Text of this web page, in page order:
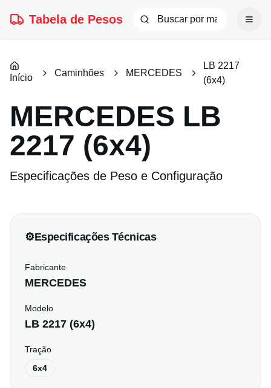
Tabela de Pesos
Início Caminhões MERCEDES
LB 2217
(6x4)
MERCEDES LB
2217 (6x4)
Especificações de Peso e Configuração
⚙️Especificações Técnicas
Fabricante
MERCEDES
Modelo
LB 2217 (6x4)
Tração
6x4